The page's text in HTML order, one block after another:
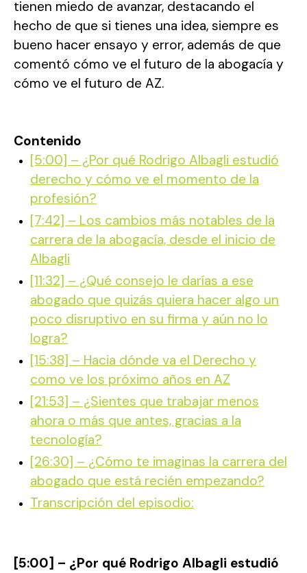
tienen miedo de avanzar, destacando el
hecho de que si tienes una idea, siempre es
bueno hacer ensayo y error, además de que
comentó cómo ve el futuro de la abogacía y
cómo ve el futuro de AZ.
Contenido
[5:00] – ¿Por qué Rodrigo Albagli estudió
derecho y cómo ve el momento de la
profesión?
[7:42] – Los cambios más notables de la
carrera de la abogacía, desde el inicio de
Albagli
[11:32] – ¿Qué consejo le darías a ese
abogado que quizás quiera hacer algo un
poco disruptivo en su firma y aún no lo
logra?
[15:38] – Hacia dónde va el Derecho y
como ve los próximo años en AZ
[21:53] – ¿Sientes que trabajar menos
ahora o más que antes, gracias a la
tecnología?
[26:30] – ¿Cómo te imaginas la carrera del
abogado que está recién empezando?
Transcripción del episodio:
[5:00] – ¿Por qué Rodrigo Albagli estudió